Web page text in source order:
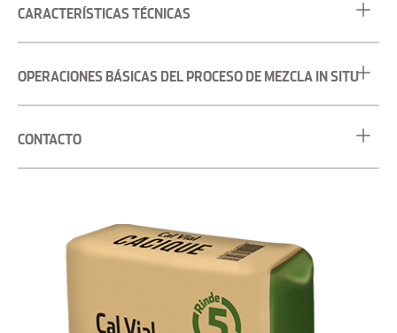
CARACTERÍSTICAS TÉCNICAS
OPERACIONES BÁSICAS DEL PROCESO DE MEZCLA IN SITU
CONTACTO